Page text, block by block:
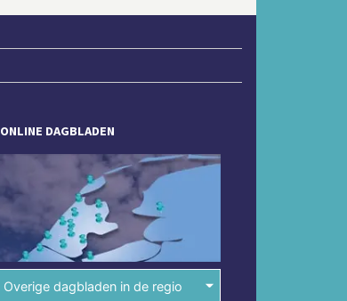
ONLINE DAGBLADEN
Overige dagbladen in de regio